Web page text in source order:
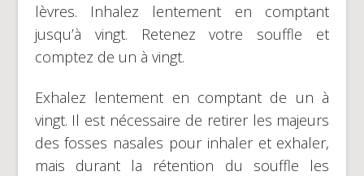
lèvres. Inhalez lentement en comptant
jusqu’à vingt. Retenez votre souffle et
comptez de un à vingt.
Exhalez lentement en comptant de un à
vingt. Il est nécessaire de retirer les majeurs
des fosses nasales pour inhaler et exhaler,
mais durant la rétention du souffle les